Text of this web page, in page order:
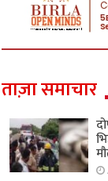
ताज़ा समाचार